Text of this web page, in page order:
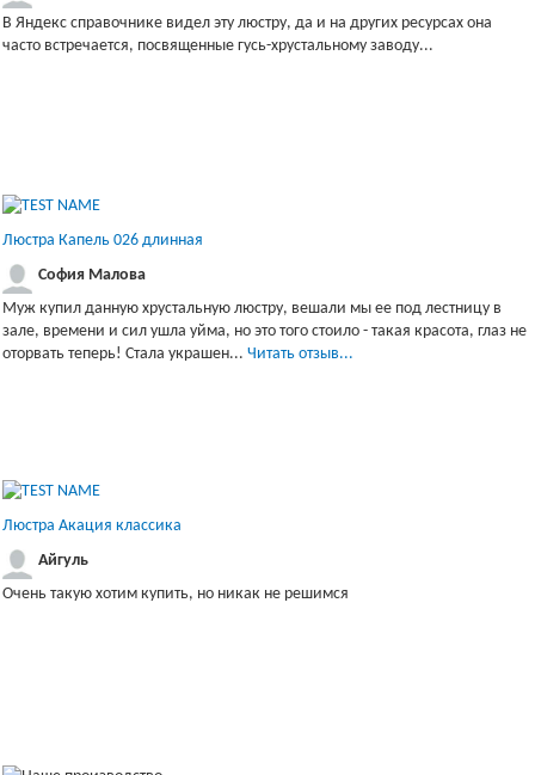
В Яндекс справочнике видел эту люстру, да и на других ресурсах она
часто встречается, посвященные гусь-хрустальному заводу...
Люстра Капель 026 длинная
София Малова
Муж купил данную хрустальную люстру, вешали мы ее под лестницу в
зале, времени и сил ушла уйма, но это того стоило - такая красота, глаз не
оторвать теперь! Стала украшен... Читать отзыв...
Люстра Акация классика
Айгуль
Очень такую хотим купить, но никак не решимся